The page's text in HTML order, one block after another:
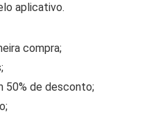
aplicativo.
compra;
50% de desconto;